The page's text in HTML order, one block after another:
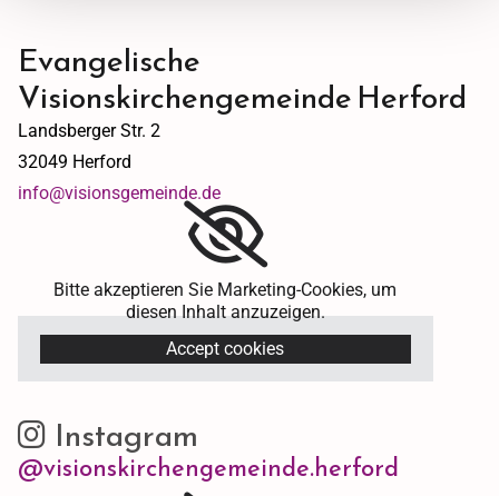
Evangelische
Visionskirchengemeinde Herford
Landsberger Str. 2
32049 Herford
info@visionsgemeinde.de
Bitte akzeptieren Sie Marketing-Cookies, um
diesen Inhalt anzuzeigen.
Accept cookies
 Instagram
@visionskirchengemeinde.herford